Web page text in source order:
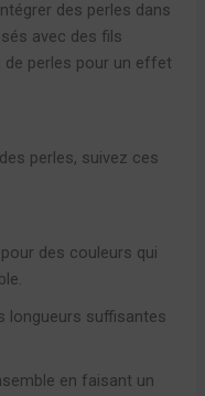
des perles dans
avec des fils
perles pour un effet
perles, suivez ces
des couleurs qui
longueurs suffisantes
en faisant un